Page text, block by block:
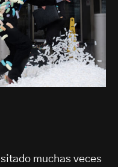
muchas veces